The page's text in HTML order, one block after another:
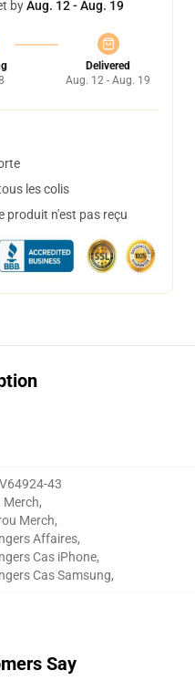
byAug. 12 - Aug. 19
Delivered
Aug. 12 - Aug. 19
les colis
produit n'est pas reçu
43
Merch,
Merch,
Affaires,
Cas iPhone,
Cas Samsung,
Say